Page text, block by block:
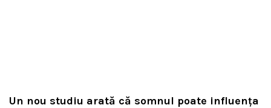
Un nou studiu arată că somnul poate influența